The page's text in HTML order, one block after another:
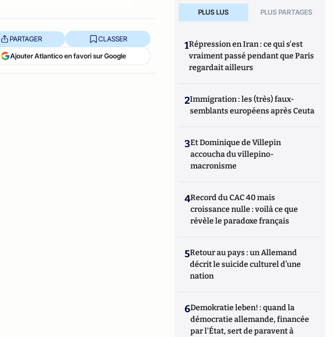
PARTAGER CLASSER
Ajouter Atlantico en favori sur Google
PLUS LUS PLUS PARTAGES
1Répression en Iran : ce qui s'est
vraiment passé pendant que Paris
regardait ailleurs
2Immigration : les (très) faux-
semblants européens après Ceuta
3Et Dominique de Villepin
accoucha du villepino-
macronisme
4Record du CAC 40 mais
croissance nulle : voilà ce que
révèle le paradoxe français
5Retour au pays : un Allemand
décrit le suicide culturel d’une
nation
6Demokratie leben! : quand la
démocratie allemande, financée
par l'État, sert de paravent à